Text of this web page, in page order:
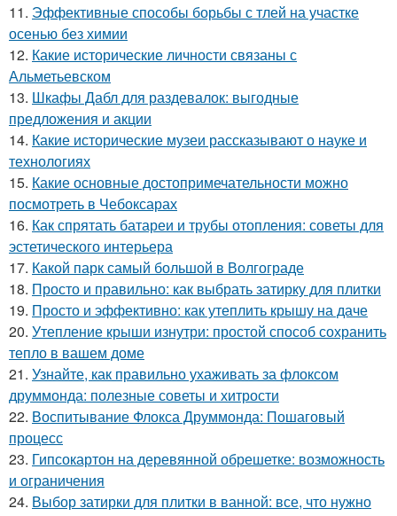
11. Эффективные способы борьбы с тлей на участке
осенью без химии
12. Какие исторические личности связаны с
Альметьевском
13. Шкафы Дабл для раздевалок: выгодные
предложения и акции
14. Какие исторические музеи рассказывают о науке и
технологиях
15. Какие основные достопримечательности можно
посмотреть в Чебоксарах
16. Как спрятать батареи и трубы отопления: советы для
эстетического интерьера
17. Какой парк самый большой в Волгограде
18. Просто и правильно: как выбрать затирку для плитки
19. Просто и эффективно: как утеплить крышу на даче
20. Утепление крыши изнутри: простой способ сохранить
тепло в вашем доме
21. Узнайте, как правильно ухаживать за флоксом
друммонда: полезные советы и хитрости
22. Воспитывание Флокса Друммонда: Пошаговый
процесс
23. Гипсокартон на деревянной обрешетке: возможность
и ограничения
24. Выбор затирки для плитки в ванной: все, что нужно